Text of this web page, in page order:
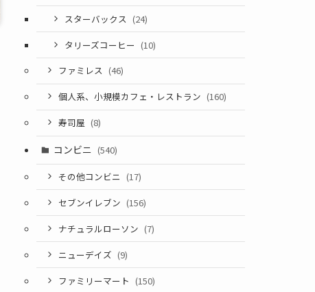
スターバックス (24)
タリーズコーヒー (10)
ファミレス (46)
個人系、小規模カフェ・レストラン (160)
寿司屋 (8)
コンビニ (540)
その他コンビニ (17)
セブンイレブン (156)
ナチュラルローソン (7)
ニューデイズ (9)
ファミリーマート (150)